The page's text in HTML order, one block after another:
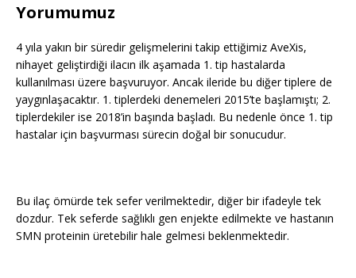
Yorumumuz
4 yıla yakın bir süredir gelişmelerini takip ettiğimiz AveXis,
nihayet geliştirdiği ilacın ilk aşamada 1. tip hastalarda
kullanılması üzere başvuruyor. Ancak ileride bu diğer tiplere de
yaygınlaşacaktır. 1. tiplerdeki denemeleri 2015’te başlamıştı; 2.
tiplerdekiler ise 2018’in başında başladı. Bu nedenle önce 1. tip
hastalar için başvurması sürecin doğal bir sonucudur.
Bu ilaç ömürde tek sefer verilmektedir, diğer bir ifadeyle tek
dozdur. Tek seferde sağlıklı gen enjekte edilmekte ve hastanın
SMN proteinin üretebilir hale gelmesi beklenmektedir.